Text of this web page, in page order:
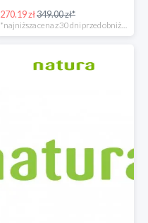
270.19 zł349.00 zł*